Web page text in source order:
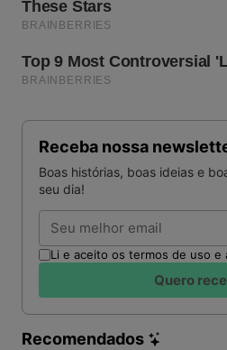
Receba nossa
Boas histórias, boas ideias e
seu dia!
Email
Li e aceito os termos de uso e
Quero
Recomendados